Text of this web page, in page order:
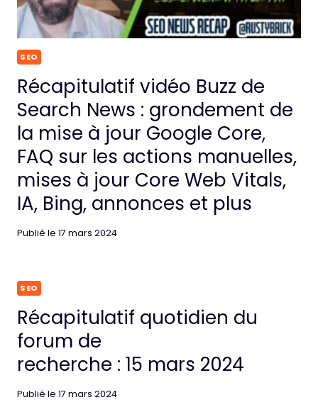
SEO
Récapitulatif vidéo Buzz de
Search News : grondement de
la mise à jour Google Core,
FAQ sur les actions manuelles,
mises à jour Core Web Vitals,
IA, Bing, annonces et plus
Publié le 17 mars 2024
SEO
Récapitulatif quotidien du
forum de
recherche : 15 mars 2024
Publié le 17 mars 2024